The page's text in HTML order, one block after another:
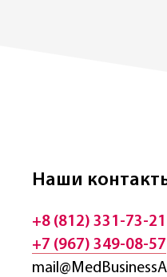
Наши
+8 (812) 331-73-21
+7 (967) 349-08-57